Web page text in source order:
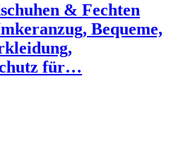
& Fechten
Bequeme,
für…